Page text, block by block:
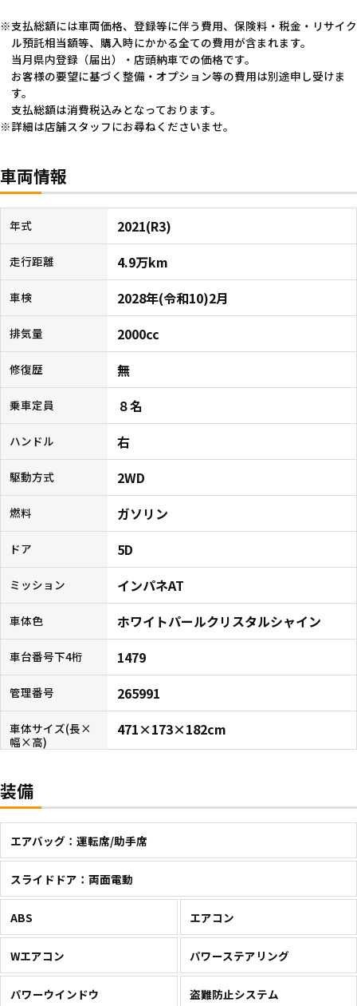
支払総額には車両価格、登録等に伴う費用、保険料・税金・リサイク
ル預託相当額等、購入時にかかる全ての費用が含まれます。
当月県内登録（届出）・店頭納車での価格です。
お客様の要望に基づく整備・オプション等の費用は別途申し受けま
す。
支払総額は消費税込みとなっております。
詳細は店舗スタッフにお尋ねくださいませ。
車両情報
年式 2021(R3)
走行距離 4.9万km
車検 2028年(令和10)2月
排気量 2000cc
修復歴 無
乗車定員 ８名
ハンドル 右
駆動方式 2WD
燃料 ガソリン
ドア 5D
ミッション インパネAT
車体色 ホワイトパールクリスタルシャイン
車台番号下4桁 1479
管理番号 265991
車体サイズ(長×
幅×高)
471×173×182cm
装備
エアバッグ：運転席/助手席
スライドドア：両面電動
ABS エアコン
Wエアコン パワーステアリング
パワーウインドウ 盗難防止システム